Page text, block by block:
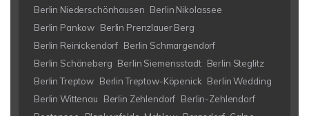
Berlin Niederschönhausen Berlin Nikolassee
Berlin Pankow Berlin Prenzlauer Berg
Berlin Reinickendorf Berlin Schmargendorf
Berlin Schöneberg Berlin Siemensstadt Berlin Steglitz
Berlin Treptow Berlin Treptow-Köpenick Berlin Wedding
Berlin Wittenau
Berlin Zehlendorf Berlin-Zehlendorf